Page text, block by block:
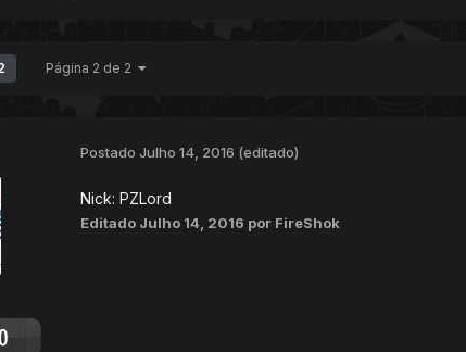
Página 2 de 2
Postado Julho 14, 2016 (editado)
Nick: PZLord
Editado Julho 14, 2016 por FireShok